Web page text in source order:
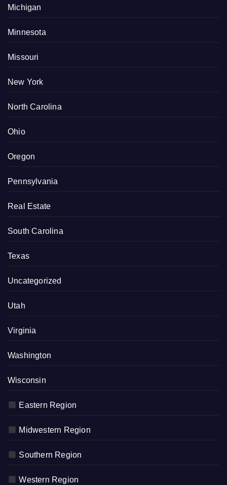
Michigan
Minnesota
Missouri
New York
North Carolina
Ohio
Oregon
Pennsylvania
Real Estate
South Carolina
Texas
Uncategorized
Utah
Virginia
Washington
Wisconsin
Eastern Region
Midwestern Region
Southern Region
Western Region